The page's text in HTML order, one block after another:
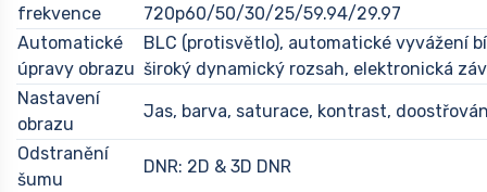
frekvence
720p60/50/30/25/59.94/29.97
Automatické
úpravy obrazu
BLC (protisvětlo), automatické vyvážení
široký dynamický rozsah, elektronická
Nastavení
obrazu
Jas, barva, saturace, kontrast,
Odstranění
šumu
DNR: 2D & 3D DNR